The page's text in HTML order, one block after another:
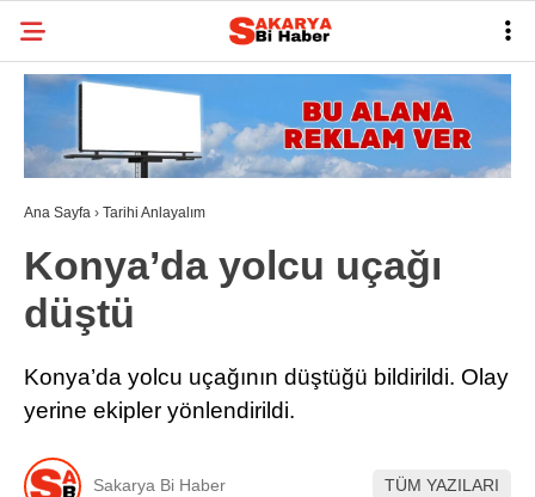
SAKARYA
VİDEO YAZARLAR
BI RÖPORTAJ
ESNAF
SIYASET
SAĞLIK
Ana Sayfa › Tarihi Anlayalım
Konya’da yolcu uçağı
düştü
Konya’da yolcu uçağının düştüğü bildirildi. Olay
yerine ekipler yönlendirildi.
Sakarya Bi Haber TÜM YAZILARI